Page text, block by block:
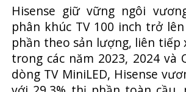
Hisense giữ vững ngôi
phân khúc TV 100 inch trở
phần theo sản lượng, liên tiếp
trong các năm 2023, 2024 và
dòng TV MiniLED, Hisense